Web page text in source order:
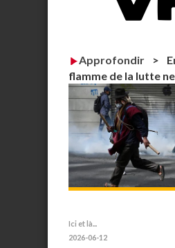
Approfondir >
flamme de la lutte
Ici et là...
2026-06-12